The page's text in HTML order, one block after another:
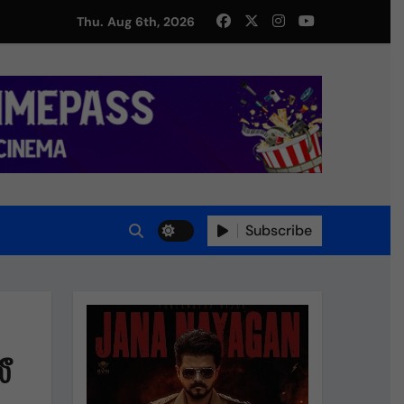
Thu. Aug 6th, 2026
Subscribe